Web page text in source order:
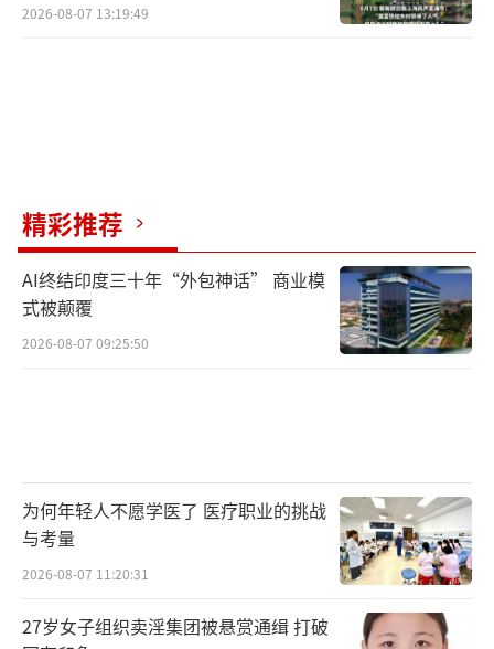
2026-08-07 13:19:49
精彩推荐
AI终结印度三十年“外包神话” 商业模
式被颠覆
2026-08-07 09:25:50
为何年轻人不愿学医了 医疗职业的挑战
与考量
2026-08-07 11:20:31
27岁女子组织卖淫集团被悬赏通缉 打破